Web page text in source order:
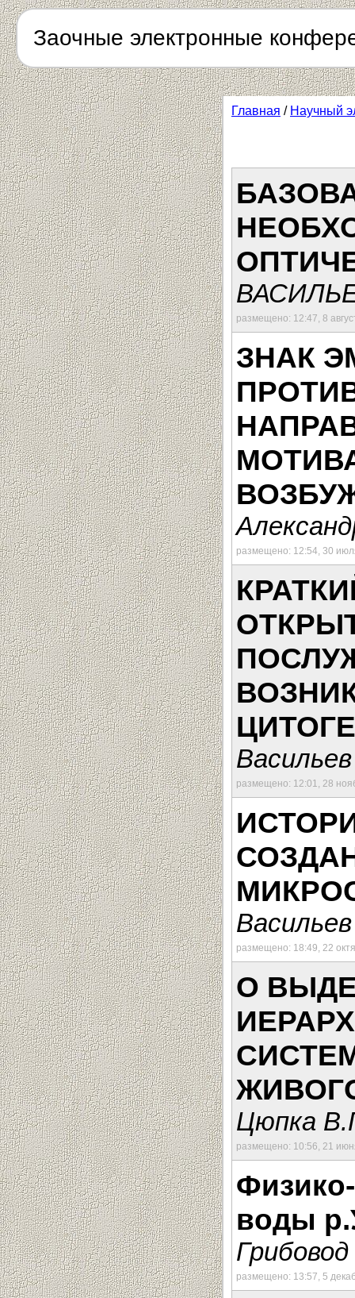
Заочные электронные
Главная / Научный
размещено: 12:47, 8
ЗНАК
размещено: 12:54, 30
размещено: 12:01, 28
размещено: 18:49, 22
О
Цюпка
размещено: 10:56, 21
воды
размещено: 13:57, 5